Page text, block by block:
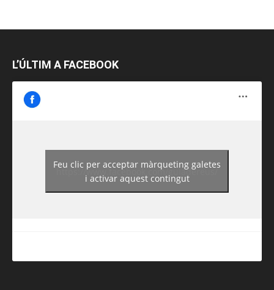
L’ÚLTIM A FACEBOOK
https://www.facebook.com/guiadereus/
Feu clic per acceptar màrqueting galetes
i activar aquest contingut